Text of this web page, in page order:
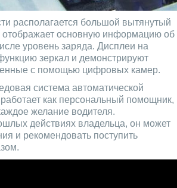
располагается большой вытянутый
отображает основную информацию об
уровень заряда. Дисплеи на
зеркал и демонстрируют
с помощью цифровых камер.
система автоматической
как персональный помощник,
желание водителя.
действиях владельца, он может
и рекомендовать поступить